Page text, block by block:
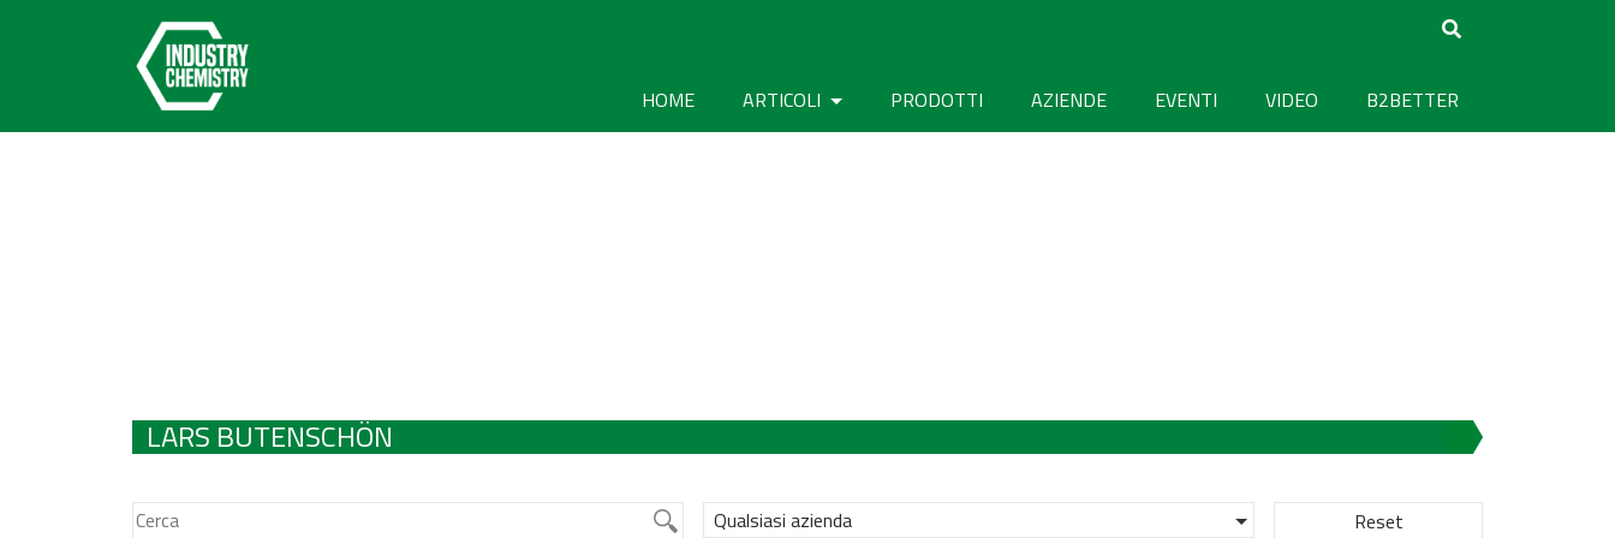
HOME ARTICOLI PRODOTTI AZIENDE EVENTI VIDEO B2BETTER
LARS BUTENSCHÖN
Qualsiasi azienda Reset